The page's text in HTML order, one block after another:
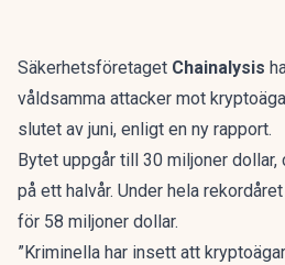
Säkerhetsföretaget Chainalysis
våldsamma attacker mot
slutet av juni, enligt en ny rapport.
Bytet uppgår till 30 miljoner dollar,
på ett halvår. Under hela
för 58 miljoner dollar.
”Kriminella har insett att